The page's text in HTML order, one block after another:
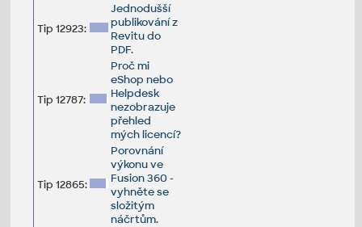
Tip 12923:
Jednodušší
publikování z
Revitu do
PDF.
Tip 12787:
Proč mi
eShop nebo
Helpdesk
nezobrazuje
přehled
mých licencí?
Tip 12865:
Porovnání
výkonu ve
Fusion 360 -
vyhněte se
složitým
náčrtům.